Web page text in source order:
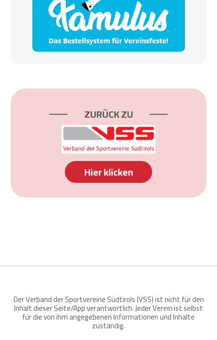
ZURÜCK ZU
Hier klicken
Der Verband der Sportvereine Südtirols (VSS) ist nicht für den
Inhalt dieser Seite/App verantwortlich. Jeder Verein ist selbst
für die von ihm angegebenen Informationen und Inhalte
zuständig.